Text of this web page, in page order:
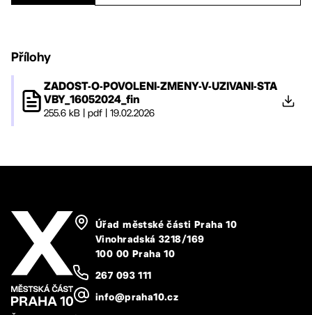
Přílohy
ZADOST-O-POVOLENI-ZMENY-V-UZIVANI-STA
VBY_16052024_fin
255.6 kB| pdf| 19.02.2026
Úřad městské části Praha 10
Vinohradská 3218/169
100 00 Praha 10
267 093 111
info@praha10.cz